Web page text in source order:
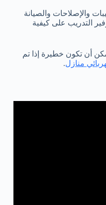
والإصلاحات والصيانة
التدريب على كيفية
أن تكون خطيرة إذا تم
منازل.